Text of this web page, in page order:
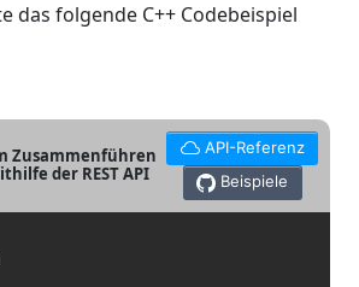
das folgende C++ Codebeispiel
Zusammenführen
der REST API
API-Referenz
Beispiele